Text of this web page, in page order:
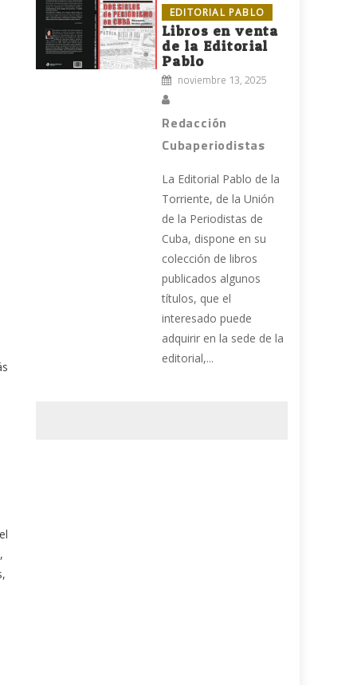
EDITORIAL PABLO
Libros en venta
de la Editorial
Pablo
noviembre 13, 2025
Redacción
Cubaperiodistas
La Editorial Pablo de la
Torriente, de la Unión
de la Periodistas de
Cuba, dispone en su
colección de libros
publicados algunos
títulos, que el
interesado puede
adquirir en la sede de la
editorial,...